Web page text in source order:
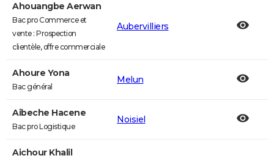
Ahouangbe Aerwan
Bac pro Commerce et
vente : Prospection
clientèle, offre commerciale
Aubervilliers
Ahoure Yona
Bac général
Melun
Aibeche Hacene
Bac pro Logistique
Noisiel
Aichour Khalil